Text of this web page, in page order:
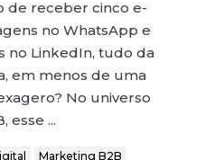
de receber cinco e-
no WhatsApp e
no LinkedIn, tudo da
em menos de uma
No universo
esse ...
Marketing B2B